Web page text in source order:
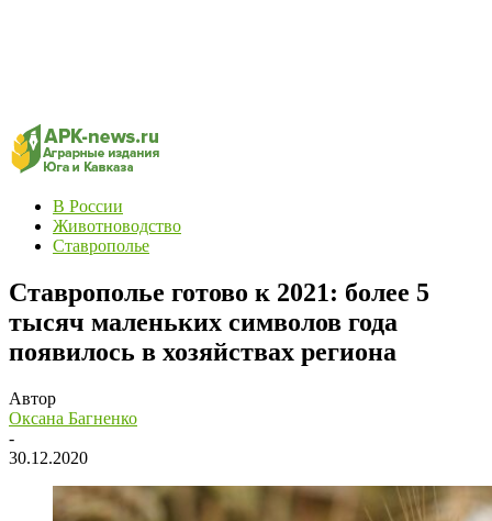
В России
Животноводство
Ставрополье
Ставрополье готово к 2021: более 5
тысяч маленьких символов года
появилось в хозяйствах региона
Автор
Оксана Багненко
-
30.12.2020